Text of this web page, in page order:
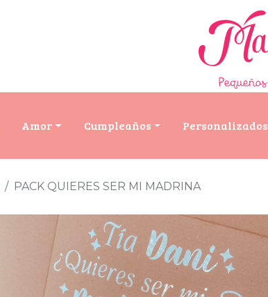
Amor Cumpleaños Personalizados
PACK QUIERES SER MI MADRINA